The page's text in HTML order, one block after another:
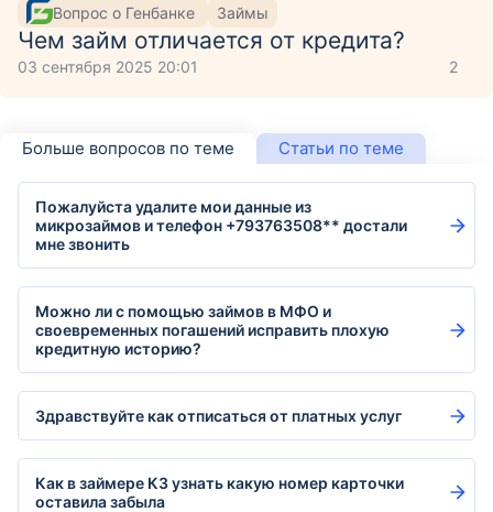
Вопрос о Генбанке Займы
Чем займ отличается от кредита?
03 сентября 2025 20:01 2
Больше вопросов по теме Статьи по теме
Пожалуйста удалите мои данные из
микрозаймов и телефон +793763508** достали
мне звонить
Можно ли с помощью займов в МФО и
своевременных погашений исправить плохую
кредитную историю?
Здравствуйте как отписаться от платных услуг
Как в займере КЗ узнать какую номер карточки
оставила забыла